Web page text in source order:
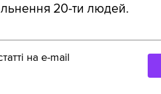
20-ти людей.
на e-mail